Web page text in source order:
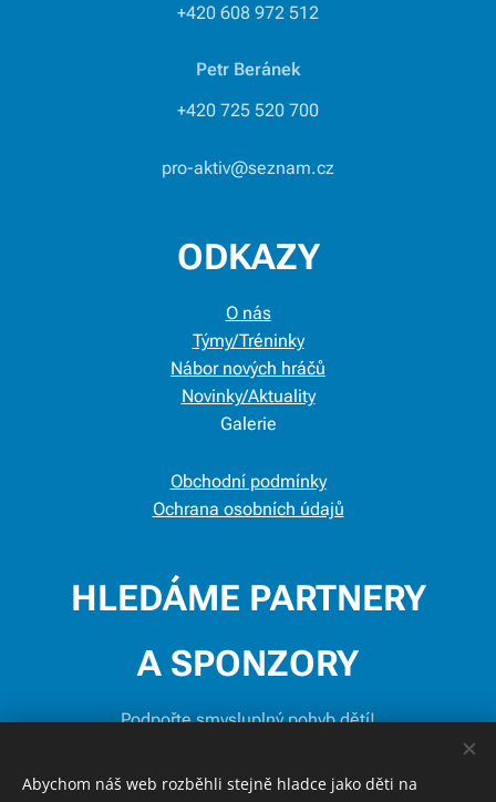
+420 608 972 512
Petr Beránek
+420 725 520 700
pro-aktiv@seznam.cz
ODKAZY
O nás
Týmy/Tréninky
Nábor nových hráčů
Novinky/Aktuality
Galerie
Obchodní podmínky
Ochrana osobních údajů
HLEDÁME PARTNERY
A SPONZORY
Podpořte smysluplný pohyb dětí!
Abychom náš web rozběhli stejně hladce jako děti na